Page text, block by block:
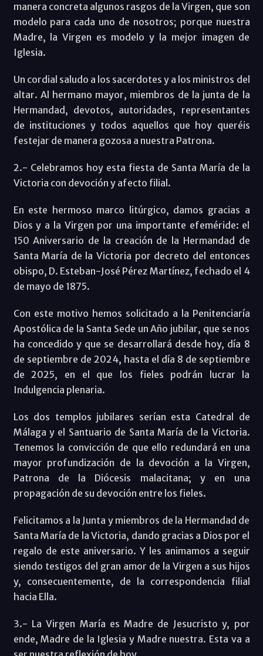
manera concreta algunos rasgos de la Virgen, que son
modelo para cada uno de nosotros; porque nuestra
Madre, la Virgen es modelo y la mejor imagen de
Iglesia.
Un cordial saludo a los sacerdotes y a los ministros del
altar. Al hermano mayor, miembros de la junta de la
Hermandad, devotos, autoridades, representantes
de instituciones y todos aquellos que hoy queréis
festejar de manera gozosa a nuestra Patrona.
2.- Celebramos hoy esta fiesta de Santa María de la
Victoria con devoción y afecto filial.
En este hermoso marco litúrgico, damos gracias a
Dios y a la Virgen por una importante efeméride: el
150 Aniversario de la creación de la Hermandad de
Santa María de la Victoria por decreto del entonces
obispo, D. Esteban-José Pérez Martínez, fechado el 4
de mayo de 1875.
Con este motivo hemos solicitado a la Penitenciaría
Apostólica de la Santa Sede un Año jubilar, que se nos
ha concedido y que se desarrollará desde hoy, día 8
de septiembre de 2024, hasta el día 8 de septiembre
de 2025, en el que los fieles podrán lucrar la
Indulgencia plenaria.
Los dos templos jubilares serían esta Catedral de
Málaga y el Santuario de Santa María de la Victoria.
Tenemos la convicción de que ello redundará en una
mayor profundización de la devoción a la Virgen,
Patrona de la Diócesis malacitana; y en una
propagación de su devoción entre los fieles.
Felicitamos a la Junta y miembros de la Hermandad de
Santa María de la Victoria, dando gracias a Dios por el
regalo de este aniversario. Y les animamos a seguir
siendo testigos del gran amor de la Virgen a sus hijos
y, consecuentemente, de la correspondencia filial
hacia Ella.
3.- La Virgen María es Madre de Jesucristo y, por
ende, Madre de la Iglesia y Madre nuestra. Esta va a